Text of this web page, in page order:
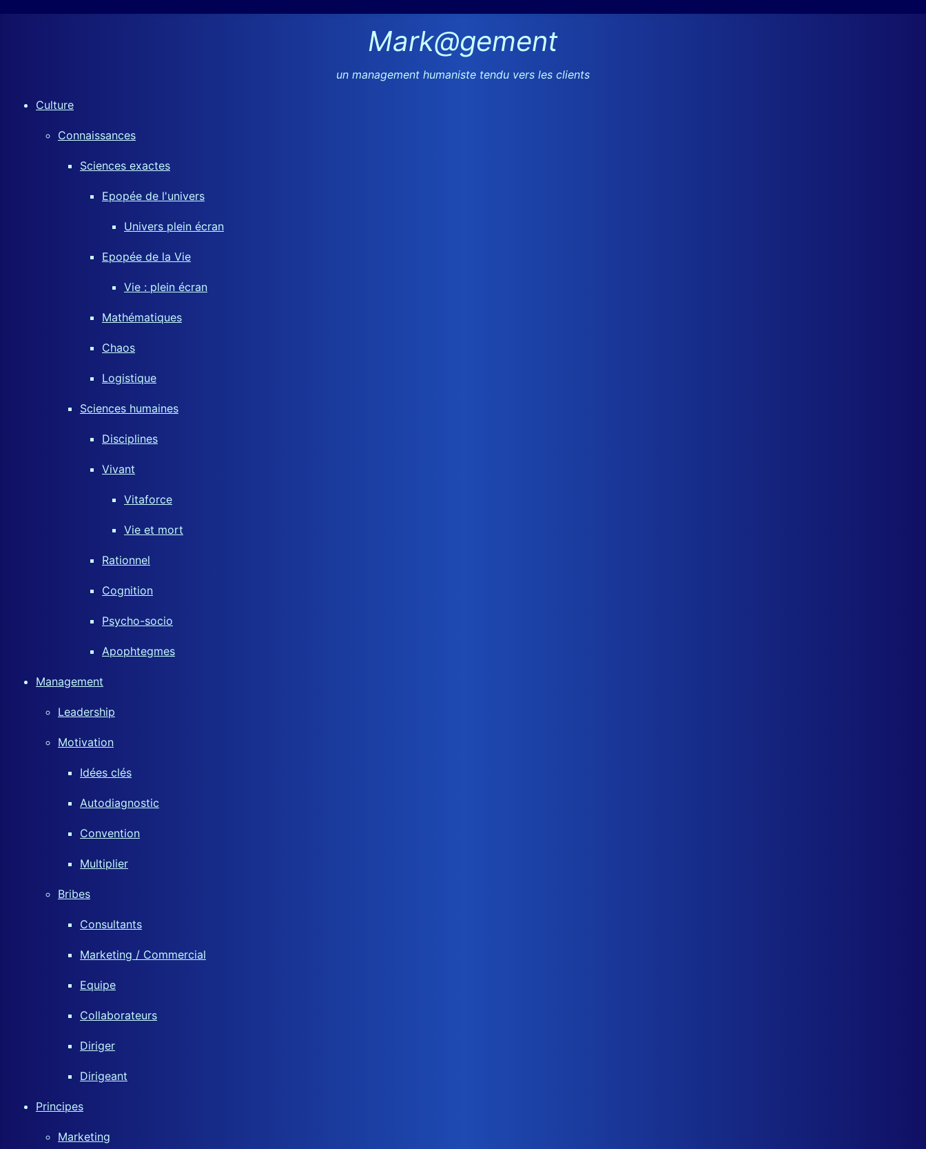
Mark@gement
un management humaniste tendu vers les clients
Culture
Connaissances
Sciences exactes
Epopée de l'univers
Univers plein écran
Epopée de la Vie
Vie : plein écran
Mathématiques
Chaos
Logistique
Sciences humaines
Disciplines
Vivant
Vitaforce
Vie et mort
Rationnel
Cognition
Psycho-socio
Apophtegmes
Management
Leadership
Motivation
Idées clés
Autodiagnostic
Convention
Multiplier
Bribes
Consultants
Marketing / Commercial
Equipe
Collaborateurs
Diriger
Dirigeant
Principes
Marketing